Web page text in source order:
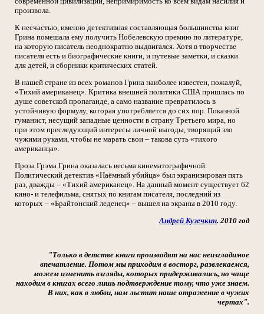
произвола.
К несчастью, именно детективная составляющая большинства книг
Грина помешала ему получить Нобелевскую премию по литературе,
на которую писатель неоднократно выдвигался. Хотя в творчестве
писателя есть и биографические книги, и путевые заметки, и сказки
для детей, и сборники критических статей.
В нашей стране из всех романов Грина наиболее известен, пожалуй,
«Тихий американец». Критика внешней политики США пришлась по
душе советской пропаганде, а само название превратилось в
устойчивую формулу, которая употребляется до сих пор. Показной
гуманист, несущий западные ценности в страну Третьего мира, но
при этом преследующий интересы личной выгоды, творящий зло
чужими руками, чтобы не марать свои – такова суть «тихого
американца».
Проза Грэма Грина оказалась весьма кинематографичной.
Политический детектив «Наёмный убийца» был экранизирован пять
раз, дважды – «Тихий американец». На данный момент существует 62
кино- и телефильма, снятых по книгам писателя, последний из
которых – «Брайтонский леденец» – вышел на экраны в 2010 году.
Андрей Кузечкин. 2010 год
"Только в детстве книги производят на нас неизгладимое
впечатление. Потом мы приходим в восторг, развлекаемся,
можем изменить взгляды, которых придерживались, но чаще
находим в книгах всего лишь подтверждение тому, что уже знаем.
В них, как в любви, нам льстит наше отражение в чужих
чертах".